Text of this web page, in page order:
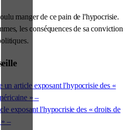
manger de ce pain de l'hypocrisie.
les conséquences de sa conviction
article exposant l'hypocrisie des «
» –
exposant l'hypocrisie des « droits de
–